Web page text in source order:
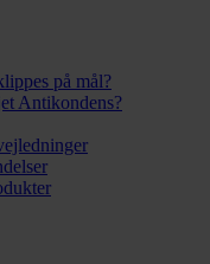
på mål?
Antikondens?